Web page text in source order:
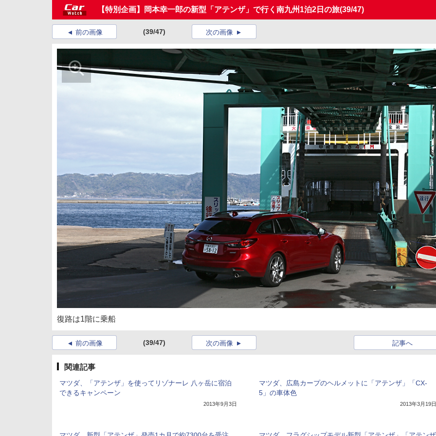
【特別企画】岡本幸一郎の新型「アテンザ」で行く南九州1泊2日の旅(39/47)
前の画像 (39/47) 次の画像
復路は1階に乗船
前の画像 (39/47) 記事へ
次の画像
関連記事
マツダ、「アテンザ」を使ってリゾナーレ 八ヶ岳に宿泊
できるキャンペーン
2013年9月3日
マツダ、広島カープのヘルメットに「アテンザ」「CX-
5」の車体色
2013年3月19日